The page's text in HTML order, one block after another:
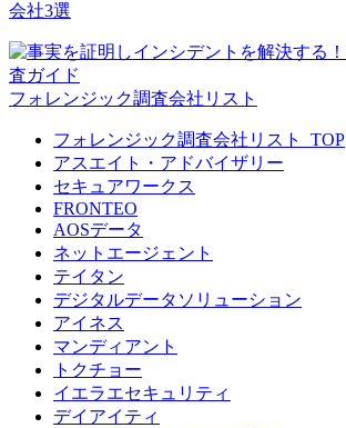
会社3選
フォレンジック調査会社リスト
フォレンジック調査会社リスト_TOP
アスエイト・アドバイザリー
セキュアワークス
FRONTEO
AOSデータ
ネットエージェント
テイタン
デジタルデータソリューション
アイネス
マンディアント
トクチョー
イエラエセキュリティ
デイアイティ